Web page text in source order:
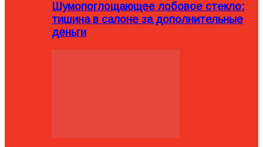
Шумопоглощающее лобовое стекло:
тишина в салоне за дополнительные
деньги